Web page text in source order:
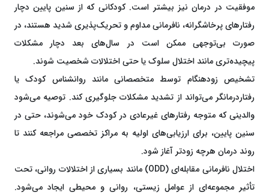
موفقیت در درمان نیز بیشتر است. کودکانی که از سنین پایین دچار
رفتارهای پرخاشگرانه، نافرمانی مداوم و تحریک‌پذیری شدید هستند، در
صورت بی‌توجهی ممکن است در سال‌های بعد دچار مشکلات
پیچیده‌تری مانند اختلال سلوک یا حتی اختلالات شخصیت شوند.
تشخیص زودهنگام توسط متخصصانی مانند روانشناس کودک یا
رفتاردرمانگر می‌تواند از تشدید مشکلات جلوگیری کند. توصیه می‌شود
والدینی که متوجه رفتارهای غیرعادی در کودک خود می‌شوند، حتی در
سنین پایین، برای ارزیابی‌های اولیه به مراکز تخصصی مراجعه کنند تا
روند درمان هرچه زودتر آغاز شود.
اختلال نافرمانی مقابله‌ای (ODD) مانند بسیاری از اختلالات روانی، تحت
تأثیر مجموعه‌ای از عوامل زیستی، روانی و محیطی ایجاد می‌شود.